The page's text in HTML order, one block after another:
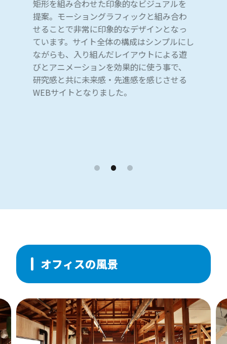
http://bit.ly/2JHzvOa
東京の実力があるWeb制作会社6選！
http://bit.ly/2JAE8tn
-
Site Of The Day
Developer Award
Site of the Year 2019 - FINALIST
矩形を組み合わせた印象的なビジュアルを
提案。モーショングラフィックと組み合わ
せることで非常に印象的なデザインとなっ
ています。サイト全体の構成はシンプルにし
ながらも、入り組んだレイアウトによる遊
びとアニメーションを効果的に使う事で、
研究感と共に未来感・先進感を感じさせる
WEBサイトとなりました。
オフィスの風景